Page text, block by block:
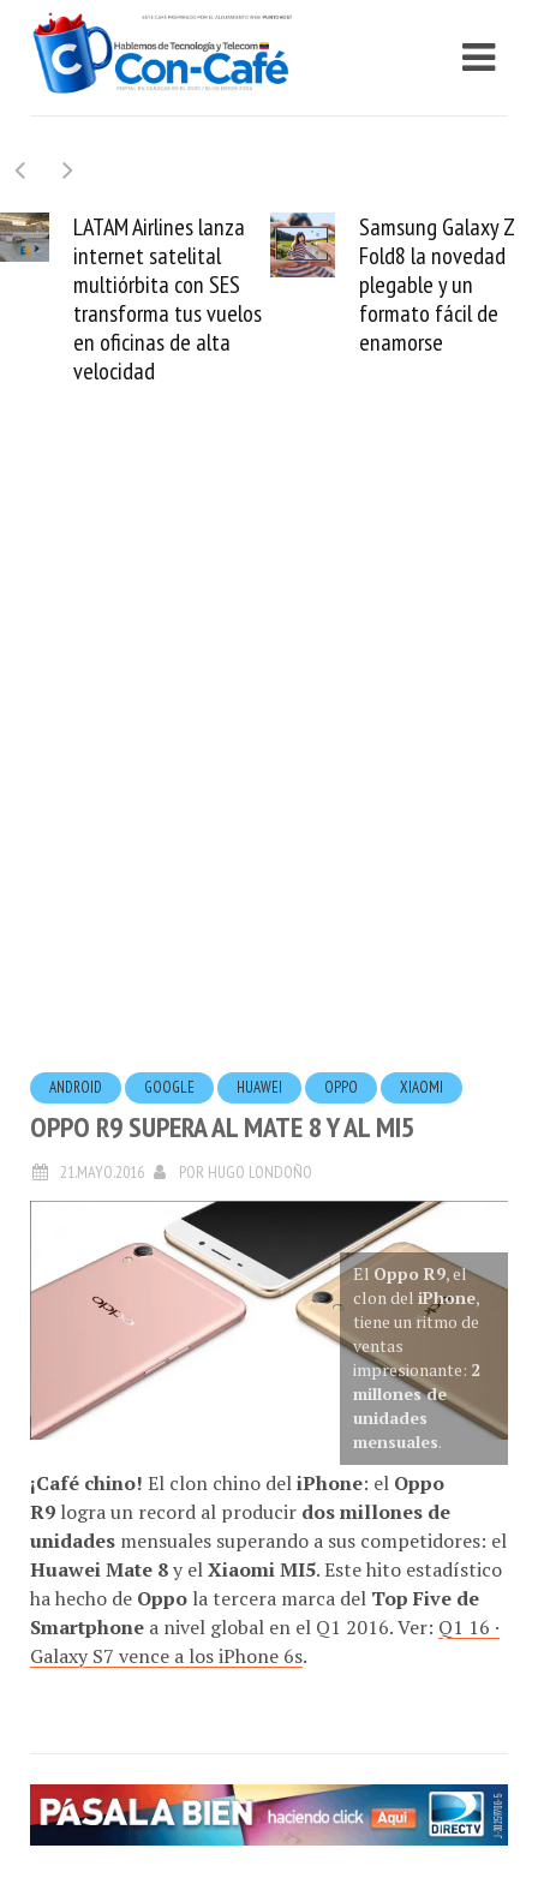
Samsung Galaxy Z
Fold8 la novedad
plegable y un
formato fácil de
enamorse
Cashea levanta 100
millones de dólares y
valida el crédito del
venezolano ante el
mundo
OPPO R9 SUPERA AL MATE 8 Y AL MI5
21.MAYO.2016 PORHUGO LONDOÑO
ElOppo R9
clon del iPhone
tiene un ritmo de
ventas
impresionante:
millones de
unidades
mensuales .
iPhone: elOppo
R9logra un record al producirdos millones de
unidadesmensuales superando a sus competidores: el
Huawei Mate 8y elXiaomi MI5. Este hito estadístico
ha hecho deOppo la tercera marca delTop Five de
Smartphonea nivel global en el Q1 2016. Ver:Q1 16 ·
Galaxy S7 vence a los iPhone 6s.